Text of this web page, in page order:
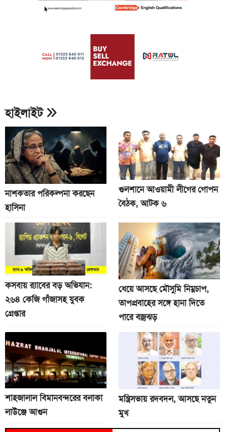
হাইলাইট
নাশকতার পরিকল্পনা করছেন
হাসিনা
গুলশানে আওয়ামী লীগের গোপন
বৈঠক, আটক ৬
কসবায় র‍্যাবের বড় অভিযান:
২৬৪ কেজি গাঁজাসহ যুবক
গ্রেপ্তার
ধেয়ে আসছে মৌসুমি নিম্নচাপ,
তাপপ্রবাহের সঙ্গে হানা দিতে
পারে বজ্রঝড়
শাহজালাল বিমানবন্দরের বলাকা
লাউঞ্জে আগুন
মন্ত্রিসভায় রদবদল, আসছে নতুন
মুখ